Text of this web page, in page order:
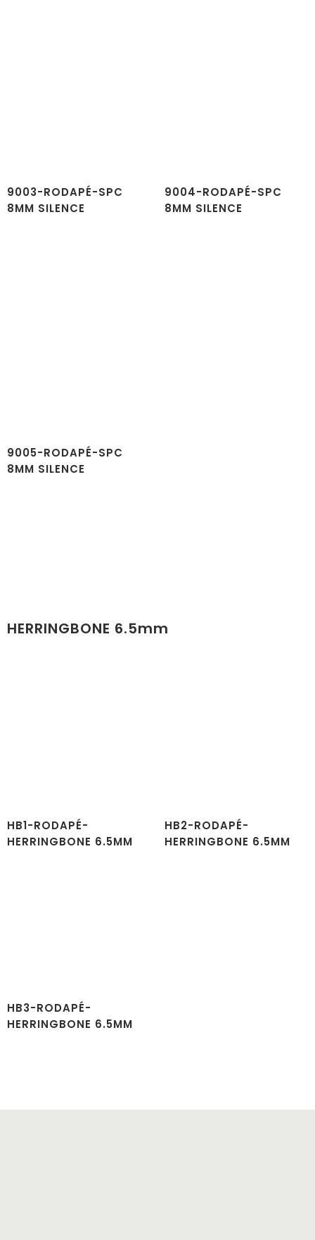
9003-RODAPÉ-SPC
8MM SILENCE
9004-RODAPÉ-SPC
8MM SILENCE
9005-RODAPÉ-SPC
8MM SILENCE
HERRINGBONE 6.5mm
HB1-RODAPÉ-
HERRINGBONE 6.5MM
HB2-RODAPÉ-
HERRINGBONE 6.5MM
HB3-RODAPÉ-
HERRINGBONE 6.5MM